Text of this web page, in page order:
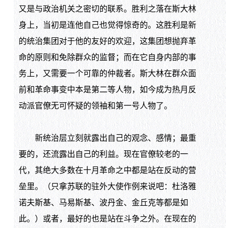
又是与政治机关之密切的联系。胜利之落在斯大林
身上，当初是连他自己也觉得惊奇的。这胜利是新
的统治集团对于他的友好的欢迎，这集团想抛弃革
命的原则和免除群众的监督；而在它自身内部的事
务上，又需要一个可靠的仲裁者。斯大林在群众面
前和革命事变中本是第二等人物，如今成为热月反
动派官僚无可怀疑的领袖和第一号人物了。
新统治层立刻就露出自己的观念、感情；最重
要的，还流露出自己的利益。现在官僚较老的一
代，其绝大多数在十月革命之中都是站在反动的营
垒里。（只拿苏联的驻外大使作例来说吧：杜洛雅
诺夫斯基、马易斯基、波丹金、金丘克等都是如
此。）或者，最好的也是站在斗争之外。在现在的